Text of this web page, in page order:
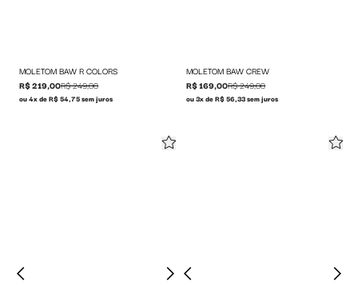
MOLETOM BAW R COLORS
R$ 219,00R$ 249,00
ou 4x de R$ 54,75 sem juros
MOLETOM BAW CREW
R$ 169,00R$ 249,00
ou 3x de R$ 56,33 sem juros